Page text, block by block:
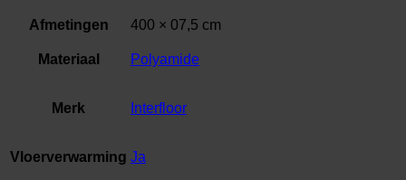
Afmetingen 400 × 07,5 cm
Materiaal Polyamide
Merk Interfloor
Vloerverwarming Ja